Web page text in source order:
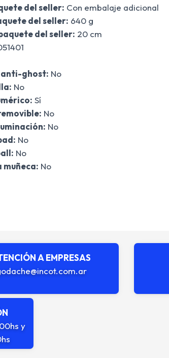
del seller: Con embalaje adicional
del seller: 640 g
del seller: 20 cm
anti-ghost: No
No
Sí
No
No
No
No
muñeca: No
A EMPRESAS
y